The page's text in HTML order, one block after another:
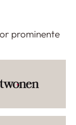
prominente